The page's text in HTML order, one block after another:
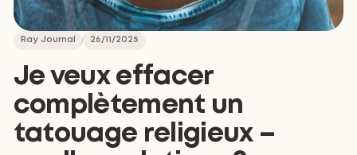
Ray Journal 26/11/2025
Je veux effacer
complètement un
tatouage religieux –